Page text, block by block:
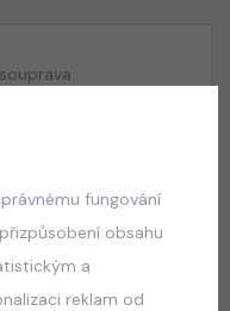
velur souprava černá
fungování
obsahu
a
reklam od